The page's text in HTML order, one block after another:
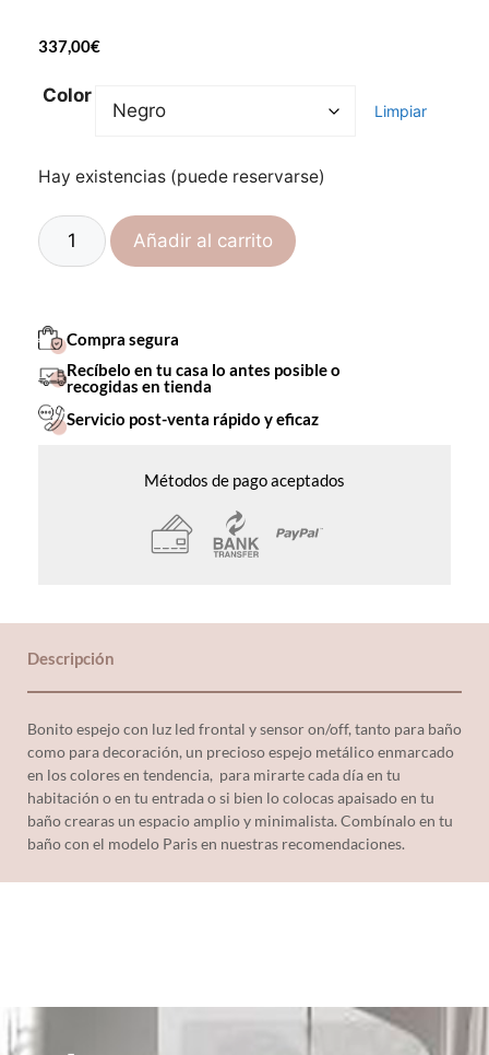
337,00€
Color
Limpiar
Hay existencias (puede reservarse)
Añadir al carrito
Compra segura
Recíbelo en tu casa lo antes posible o
recogidas en tienda
Servicio post-venta rápido y eficaz
Métodos de pago aceptados
Descripción
Bonito espejo con luz led frontal y sensor on/off, tanto para baño
como para decoración, un precioso espejo metálico enmarcado
en los colores en tendencia, para mirarte cada día en tu
habitación o en tu entrada o si bien lo colocas apaisado en tu
baño crearas un espacio amplio y minimalista. Combínalo en tu
baño con el modelo Paris en nuestras recomendaciones.